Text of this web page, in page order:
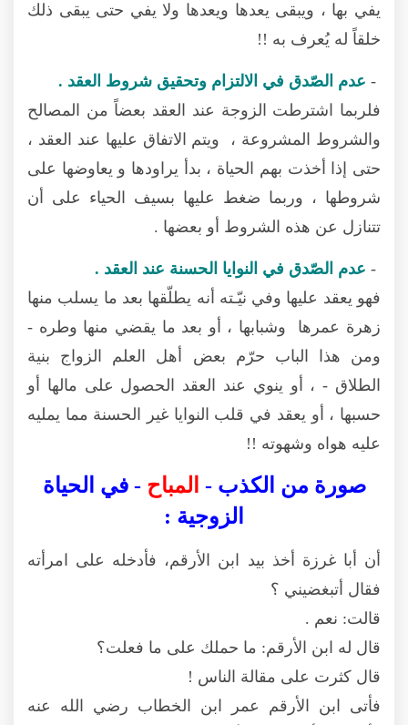
يفي بها ، ويبقى يعدها ويعدها ولا يفي حتى يبقى ذلك
خلقاً له يُعرف به !!
- عدم الصّدق في الالتزام وتحقيق شروط العقد .
فلربما اشترطت الزوجة عند العقد بعضاً من المصالح
والشروط المشروعة ، ويتم الاتفاق عليها عند العقد ،
حتى إذا أخذت بهم الحياة ، بدأ يراودها و يعاوضها على
شروطها ، وربما ضغط عليها بسيف الحياء على أن
تتنازل عن هذه الشروط أو بعضها .
- عدم الصّدق في النوايا الحسنة عند العقد .
فهو يعقد عليها وفي نيّـته أنه يطلّقها بعد ما يسلب منها
زهرة عمرها وشبابها ، أو بعد ما يقضي منها وطره -
ومن هذا الباب حرّم بعض أهل العلم الزواج بنية
الطلاق - ، أو ينوي عند العقد الحصول على مالها أو
حسبها ، أو يعقد في قلب النوايا غير الحسنة مما يمليه
عليه هواه وشهوته !!
صورة من الكذب - المباح - في الحياة
الزوجية :
أن أبا غرزة أخذ بيد ابن الأرقم، فأدخله على امرأته
فقال أتبغضيني ؟
قالت: نعم .
قال له ابن الأرقم: ما حملك على ما فعلت؟
قال كثرت على مقالة الناس !
فأتى ابن الأرقم عمر ابن الخطاب رضي الله عنه